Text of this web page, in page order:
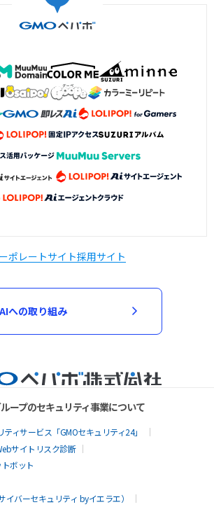
ポレートサイト採用サイト
AIへの取り組み
ープのセキュリティ事業について
ィサービス「GMOセキュリティ24」
サイトリスク診断
ボット
イバーセキュリティ byイエラエ）